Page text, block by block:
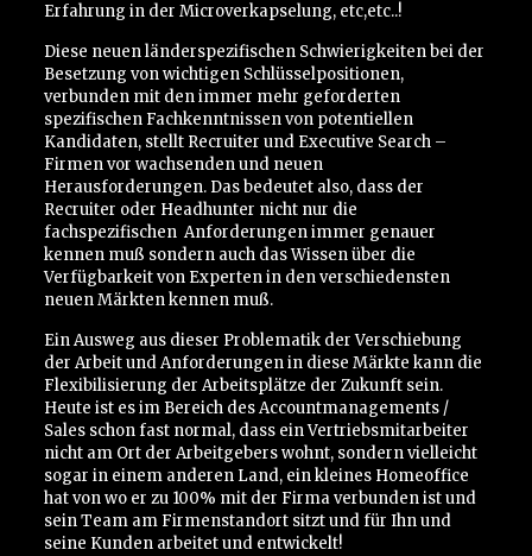
Erfahrung in der Microverkapselung, etc,etc..!
Diese neuen länderspezifischen Schwierigkeiten bei der
Besetzung von wichtigen Schlüsselpositionen,
verbunden mit den immer mehr geforderten
spezifischen Fachkenntnissen von potentiellen
Kandidaten, stellt Recruiter und Executive Search –
Firmen vor wachsenden und neuen
Herausforderungen. Das bedeutet also, dass der
Recruiter oder Headhunter nicht nur die
fachspezifischen Anforderungen immer genauer
kennen muß sondern auch das Wissen über die
Verfügbarkeit von Experten in den verschiedensten
neuen Märkten kennen muß.
Ein Ausweg aus dieser Problematik der Verschiebung
der Arbeit und Anforderungen in diese Märkte kann die
Flexibilisierung der Arbeitsplätze der Zukunft sein.
Heute ist es im Bereich des Accountmanagements /
Sales schon fast normal, dass ein Vertriebsmitarbeiter
nicht am Ort der Arbeitgebers wohnt, sondern vielleicht
sogar in einem anderen Land, ein kleines Homeoffice
hat von wo er zu 100% mit der Firma verbunden ist und
sein Team am Firmenstandort sitzt und für Ihn und
seine Kunden arbeitet und entwickelt!